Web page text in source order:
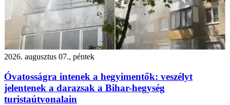
2026. augusztus 07., péntek
Óvatosságra intenek a hegyimentők: veszélyt
jelentenek a darazsak a Bihar-hegység
turistaútvonalain